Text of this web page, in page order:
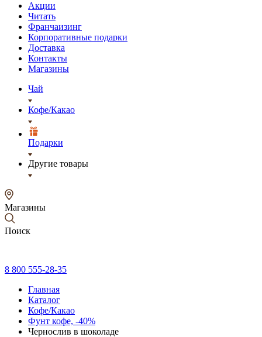
Акции
Читать
Франчаизинг
Корпоративные подарки
Доставка
Контакты
Магазины
Чай
Кофе/Какао
Подарки
Другие товары
Магазины
Поиск
8 800 555-28-35
Главная
Каталог
Кофе/Какао
Фунт кофе, -40%
Чернослив в шоколаде